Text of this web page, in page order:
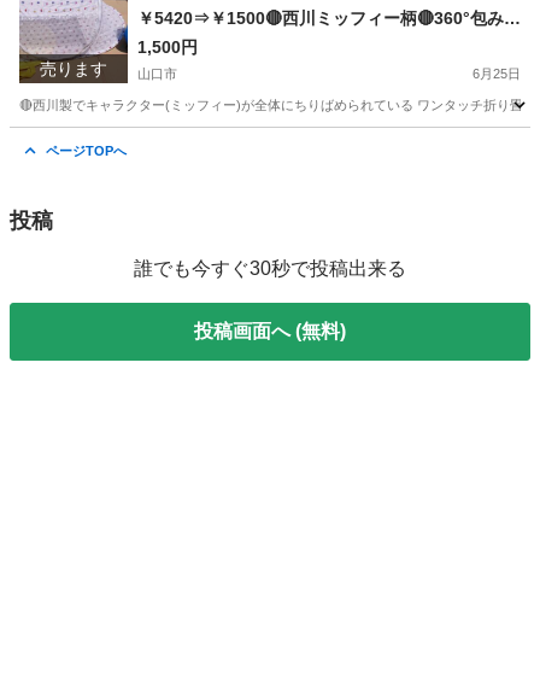
売ります
￥5420⇒￥1500🔴西川ミッフィー柄🔴360°包み式
👍
1,500円
山口市 6月25日
🔴西川製でキャラクター(ミッフィー)が全体にちりばめられている ワンタッチ折り畳
ページTOPへ
投稿
誰でも今すぐ30秒で投稿出来る
投稿画面へ (無料)